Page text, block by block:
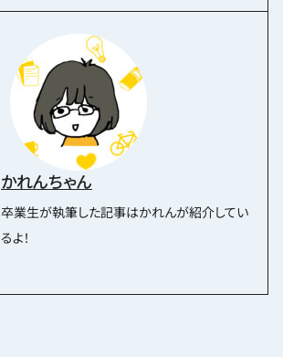
かれんちゃん
卒業生が執筆した記事はかれんが紹介してい
るよ！